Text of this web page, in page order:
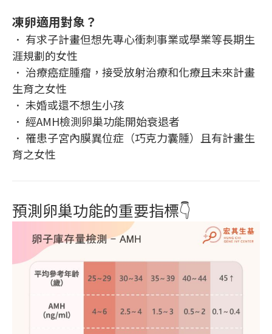
凍卵適用對象？
． 有求子計畫但想先專心衝刺事業或學業等長期生
涯規劃的女性
． 治療癌症腫瘤，接受放射治療和化療且未來計畫
生育之女性
． 未婚或還不想生小孩
． 經AMH檢測卵巢功能開始衰退者
． 罹患子宮內膜異位症（巧克力囊腫）且有計畫生
育之女性
預測卵巢功能的重要指標👇